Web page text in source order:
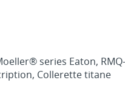
series Eaton,
Collerette titane